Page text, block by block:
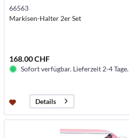
66563
Markisen-Halter 2er Set
168.00 CHF
Sofort verfügbar. Lieferzeit 2-4 Tage.
Details